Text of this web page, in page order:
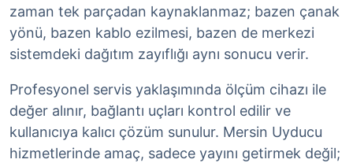
zaman tek parçadan kaynaklanmaz; bazen çanak
yönü, bazen kablo ezilmesi, bazen de merkezi
sistemdeki dağıtım zayıflığı aynı sonucu verir.
Profesyonel servis yaklaşımında ölçüm cihazı ile
değer alınır, bağlantı uçları kontrol edilir ve
kullanıcıya kalıcı çözüm sunulur. Mersin Uyducu
hizmetlerinde amaç, sadece yayını getirmek değil;